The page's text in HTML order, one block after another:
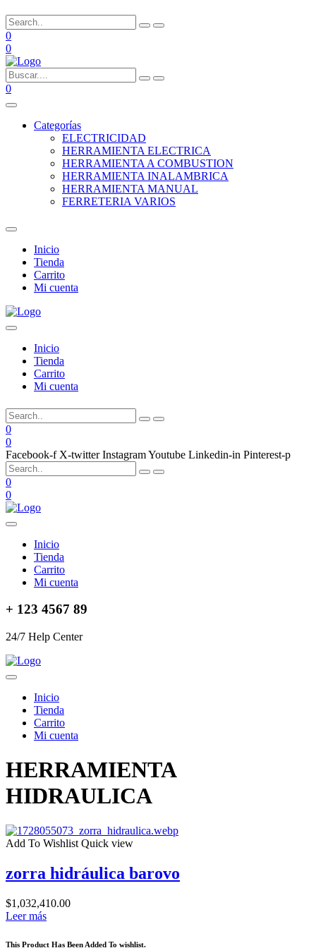
0
0
0
Categorías
ELECTRICIDAD
HERRAMIENTA ELECTRICA
HERRAMIENTA A COMBUSTION
HERRAMIENTA INALAMBRICA
HERRAMIENTA MANUAL
FERRETERIA VARIOS
Inicio
Tienda
Carrito
Mi cuenta
Inicio
Tienda
Carrito
Mi cuenta
0
0
Facebook-f X-twitter InstagramYoutube Linkedin-in Pinterest-p
0
0
Inicio
Tienda
Carrito
Mi cuenta
+ 123 4567 89
24/7 Help Center
Inicio
Tienda
Carrito
Mi cuenta
HERRAMIENTA
HIDRAULICA
Add To Wishlist Quick view
zorra hidráulica barovo
$1,032,410.00
Leer más
This Product Has Been Added To wishlist.